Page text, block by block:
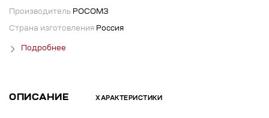
Производитель РОСОМЗ
Страна изготовления Россия
Подробнее
ОПИСАНИЕ ХАРАКТЕРИСТИКИ